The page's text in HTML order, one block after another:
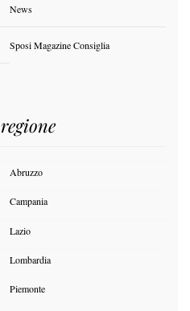
News
Sposi Magazine Consiglia
Abruzzo
Campania
Lazio
Lombardia
Piemonte